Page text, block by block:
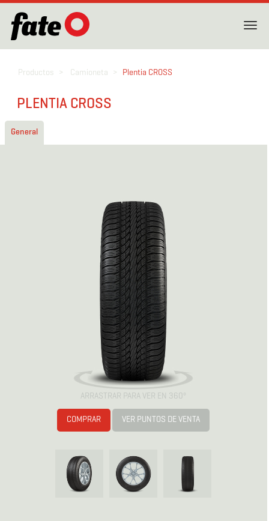
Productos Camioneta Plentia CROSS
PLENTIA CROSS
General
ARRASTRAR PARA VER EN 360º
COMPRAR VER PUNTOS DE VENTA